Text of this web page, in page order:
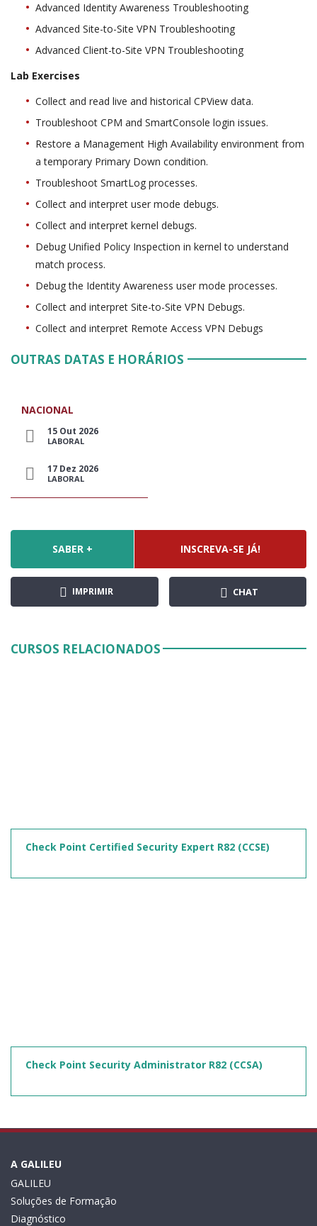
Advanced Identity Awareness Troubleshooting
Advanced Site-to-Site VPN Troubleshooting
Advanced Client-to-Site VPN Troubleshooting
Lab Exercises
Collect and read live and historical CPView data.
Troubleshoot CPM and SmartConsole login issues.
Restore a Management High Availability environment from
a temporary Primary Down condition.
Troubleshoot SmartLog processes.
Collect and interpret user mode debugs.
Collect and interpret kernel debugs.
Debug Unified Policy Inspection in kernel to understand
match process.
Debug the Identity Awareness user mode processes.
Collect and interpret Site-to-Site VPN Debugs.
Collect and interpret Remote Access VPN Debugs
OUTRAS DATAS E HORÁRIOS
NACIONAL
15 Out 2026
LABORAL
17 Dez 2026
LABORAL
SABER + INSCREVA-SE JÁ!
IMPRIMIR CHAT
CURSOS RELACIONADOS
Check Point Certified Security Expert R82 (CCSE)
Check Point Security Administrator R82 (CCSA)
A GALILEU
GALILEU
Soluções de Formação
Diagnóstico